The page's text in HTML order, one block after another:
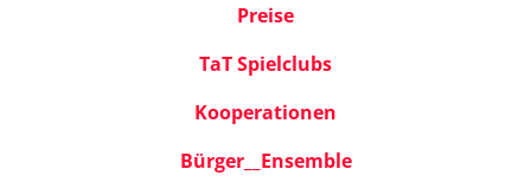
Preise
TaT Spielclubs
Kooperationen
Bürger__Ensemble